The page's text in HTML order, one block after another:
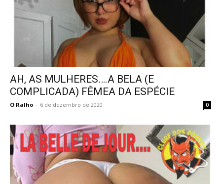
AH, AS MULHERES….A BELA (E
COMPLICADA) FÊMEA DA ESPÉCIE
O Ralho - 6 de dezembro de 2020 0